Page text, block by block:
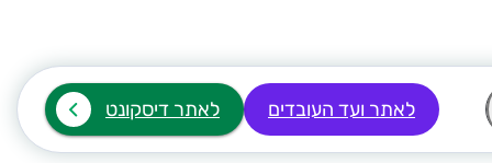
לאתר ועד העובדים לאתר דיסקונט